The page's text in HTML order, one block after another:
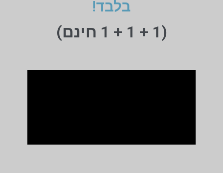
בלבד!
(1 + 1 + 1 חינם)